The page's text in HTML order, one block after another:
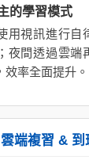
的學習模式
用視訊進行自
夜間透過雲端
效率全面提升。
端複習 & 到